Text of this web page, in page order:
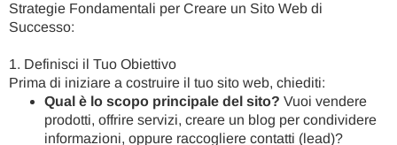
Strategie Fondamentali per Creare un Sito Web di
Successo:
1. Definisci il Tuo Obiettivo
Prima di iniziare a costruire il tuo sito web, chiediti:
Qual è lo scopo principale del sito? Vuoi vendere
prodotti, offrire servizi, creare un blog per condividere
informazioni, oppure raccogliere contatti (lead)?